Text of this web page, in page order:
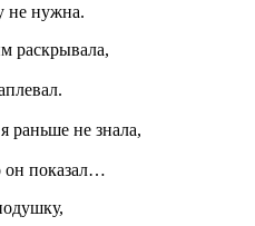
не нужна.
раскрывала,
раньше не знала,
он показал…